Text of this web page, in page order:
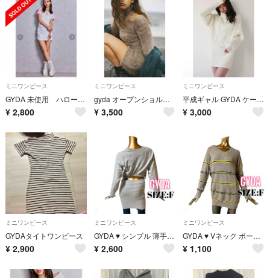
ミニワンピース
GYDA 未使用 ハローキティ ワンピース
¥ 2,800
ミニワンピース
gyda オープンショルダーシャギーニットワンピ
¥ 3,500
ミニワンピース
平成ギャル GYDA ケーブルニットワンピース ホワイト F
¥ 3,000
ミニワンピース
GYDAタイトワンピース
¥ 2,900
ミニワンピース
GYDA ♥ シンプル 薄手 クルーネック バックオープン 長袖 ワンピース
¥ 2,600
ミニワンピース
GYDA ♥ Vネック ボーダー シャギーニット ワンピース 長袖 ギャル
¥ 1,100